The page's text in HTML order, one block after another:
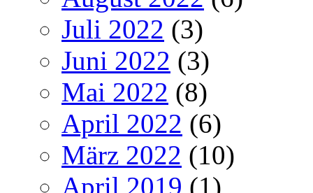
Juli 2022 (3)
Juni 2022 (3)
Mai 2022 (8)
April 2022 (6)
März 2022 (10)
April 2019 (1)